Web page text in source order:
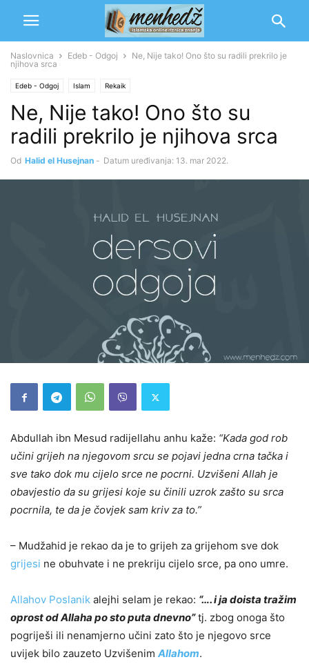
Naslovnica Edeb - Odgoj
Ne, Nije tako! Ono što su radili prekrilo je
njihova srca
Edeb - Odgoj Islam Rekaik
Ne, Nije tako! Ono što su
radili prekrilo je njihova srca
Od Halid el Husejnan - Datum uređivanja: 13. mar 2022.
Abdullah ibn Mesud radijellahu anhu kaže: “Kada god rob
učini grijeh na njegovom srcu se pojavi jedna crna tačka i
sve tako dok mu cijelo srce ne pocrni. Uzvišeni Allah je
obavjestio da su grijesi koje su činili uzrok zašto su srca
pocrnila, te da je čovjek sam kriv za to.”
– Mudžahid je rekao da je to grijeh za grijehom sve dok
grijesi ne obuhvate i ne prekriju cijelo srce, pa ono umre.
Allahov Poslanik alejhi selam je rekao: “…. i ja doista tražim
oprost od Allaha po sto puta dnevno”tj. zbog onoga što
pogriješi ili nenamjerno učini zato što je njegovo srce
uvijek bilo zauzeto Uzvišenim Allahom.